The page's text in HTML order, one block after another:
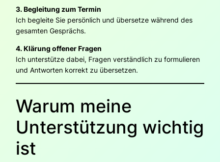
3. Begleitung zum Termin
Ich begleite Sie persönlich und übersetze während des
gesamten Gesprächs.
4. Klärung offener Fragen
Ich unterstütze dabei, Fragen verständlich zu formulieren
und Antworten korrekt zu übersetzen.
Warum meine
Unterstützung wichtig
ist